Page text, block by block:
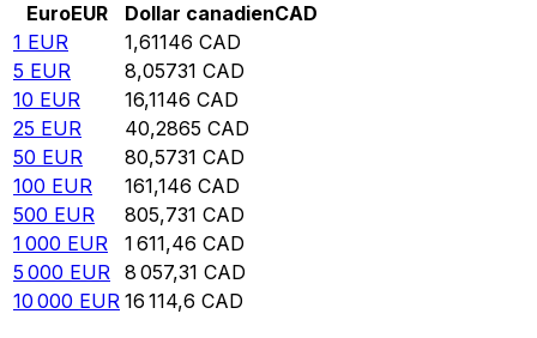
EuroEUR Dollar canadienCAD
1 EUR 1,61146 CAD
5 EUR 8,05731 CAD
10 EUR 16,1146 CAD
25 EUR 40,2865 CAD
50 EUR 80,5731 CAD
100 EUR 161,146 CAD
500 EUR 805,731 CAD
1 000 EUR 1 611,46 CAD
5 000 EUR 8 057,31 CAD
10 000 EUR 16 114,6 CAD